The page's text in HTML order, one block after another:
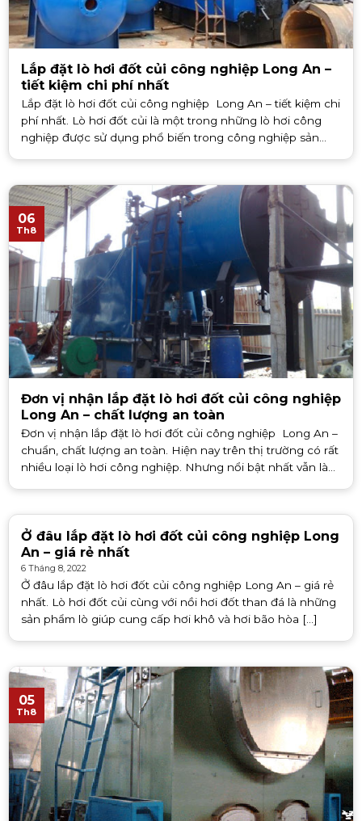
Lắp đặt lò hơi đốt củi công nghiệp Long An –
tiết kiệm chi phí nhất
Lắp đặt lò hơi đốt củi công nghiệp Long An – tiết kiệm chi
phí nhất. Lò hơi đốt củi là một trong những lò hơi công
nghiệp được sử dụng phổ biến trong công nghiệp sản
Đơn vị nhận lắp đặt lò hơi đốt củi công nghiệp
Long An – chất lượng an toàn
Đơn vị nhận lắp đặt lò hơi đốt củi công nghiệp Long An –
chuẩn, chất lượng an toàn. Hiện nay trên thị trường có rất
nhiều loại lò hơi công nghiệp. Nhưng nổi bật nhất vẫn là
06
Th8
Ở đâu lắp đặt lò hơi đốt củi công nghiệp Long
An – giá rẻ nhất
6 Tháng 8, 2022
Ở đâu lắp đặt lò hơi đốt củi công nghiệp Long An – giá rẻ
nhất. Lò hơi đốt củi cùng với nồi hơi đốt than đá là những
sản phẩm lò giúp cung cấp hơi khô và hơi bão hòa [...]
05
Th8